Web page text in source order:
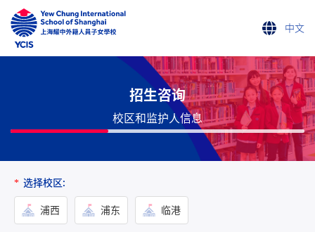
中文
中文
招生咨询
校区和监护人信息
* 选择校区:
浦西 浦东 临港